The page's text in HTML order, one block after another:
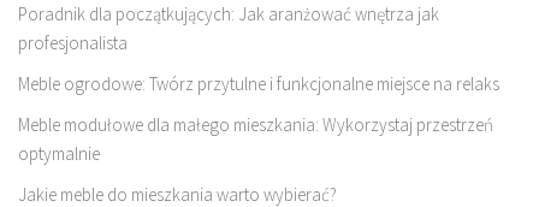
Poradnik dla początkujących: Jak aranżować wnętrza jak
profesjonalista
Meble ogrodowe: Twórz przytulne i funkcjonalne miejsce na relaks
Meble modułowe dla małego mieszkania: Wykorzystaj przestrzeń
optymalnie
Jakie meble do mieszkania warto wybierać?